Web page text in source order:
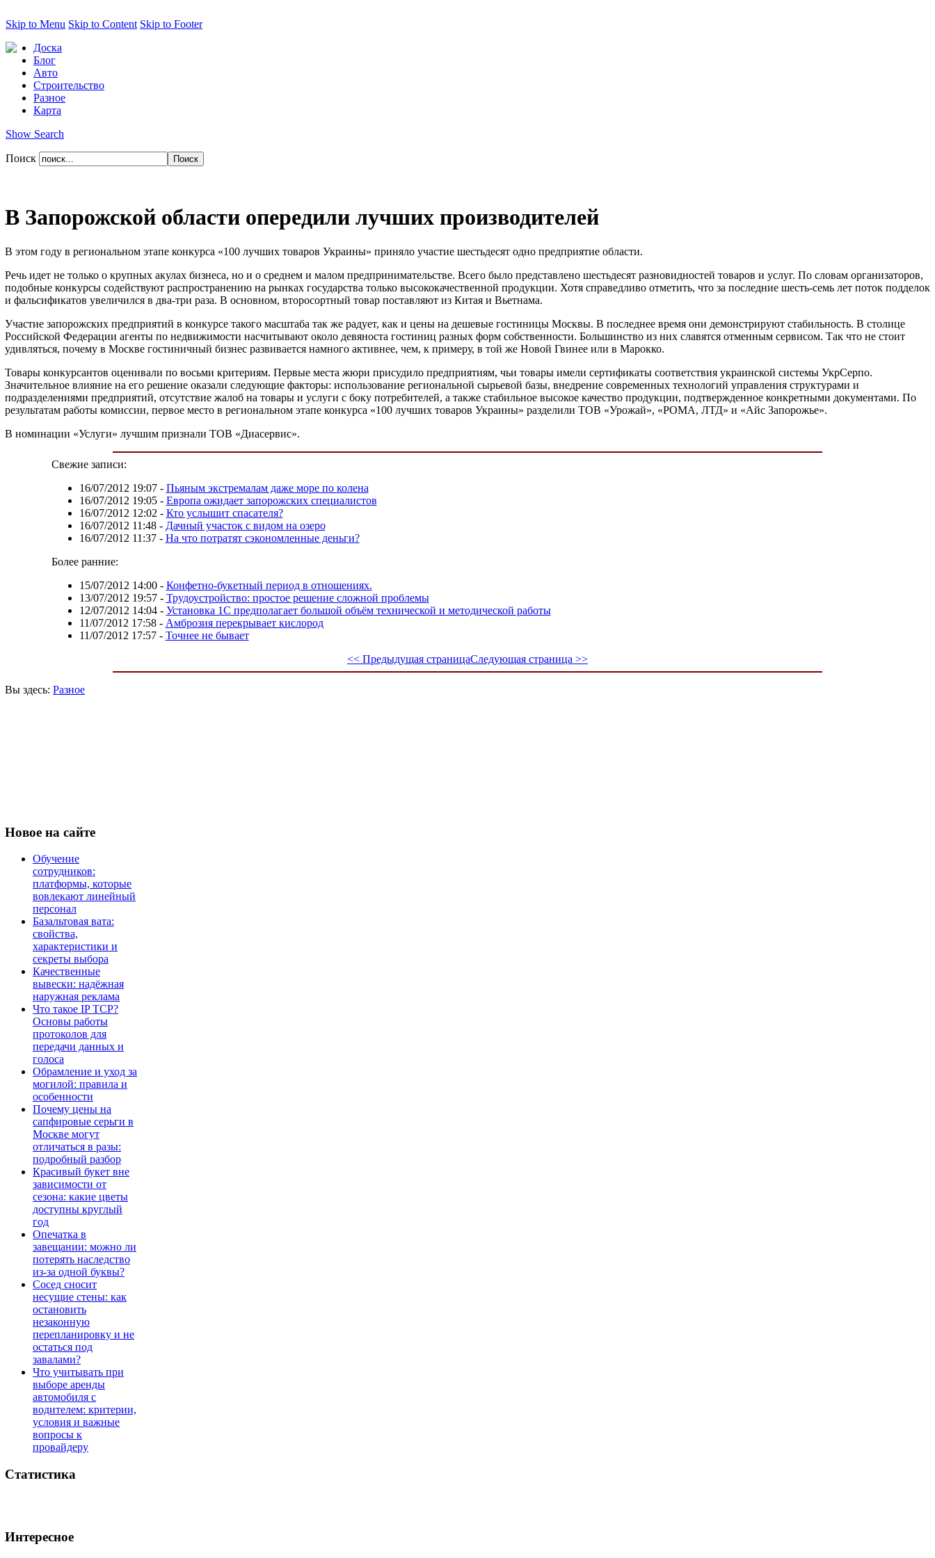
Skip to Menu Skip to Content Skip to Footer
Доска
Блог
Авто
Строительство
Разное
Карта
Show Search
Поиск
В Запорожской области опередили лучших производителей
В этом году в региональном этапе конкурса «100 лучших товаров Украины» приняло участие шестьдесят одно предприятие области.
Речь идет не только о крупных акулах бизнеса, но и о среднем и малом предпринимательстве. Всего было представлено шестьдесят разновидностей товаров и услуг. По словам организаторов,
подобные конкурсы содействуют распространению на рынках государства только высококачественной продукции. Хотя справедливо отметить, что за последние шесть-семь лет поток подделок
и фальсификатов увеличился в два-три раза. В основном, второсортный товар поставляют из Китая и Вьетнама.
Участие запорожских предприятий в конкурсе такого масштаба так же радует, как и цены на дешевые гостиницы Москвы. В последнее время они демонстрируют стабильность. В столице
Российской Федерации агенты по недвижимости насчитывают около девяноста гостиниц разных форм собственности. Большинство из них славятся отменным сервисом. Так что не стоит
удивляться, почему в Москве гостиничный бизнес развивается намного активнее, чем, к примеру, в той же Новой Гвинее или в Марокко.
Товары конкурсантов оценивали по восьми критериям. Первые места жюри присудило предприятиям, чьи товары имели сертификаты соответствия украинской системы УкрСерпо.
Значительное влияние на его решение оказали следующие факторы: использование региональной сырьевой базы, внедрение современных технологий управления структурами и
подразделениями предприятий, отсутствие жалоб на товары и услуги с боку потребителей, а также стабильное высокое качество продукции, подтвержденное конкретными документами. По
результатам работы комиссии, первое место в региональном этапе конкурса «100 лучших товаров Украины» разделили ТОВ «Урожай», «РОМА, ЛТД» и «Айс Запорожье».
В номинации «Услуги» лучшим признали ТОВ «Диасервис».
Свежие записи:
16/07/2012 19:07- Пьяным экстремалам даже море по колена
16/07/2012 19:05- Европа ожидает запорожских специалистов
16/07/2012 12:02 - Кто услышит спасателя?
16/07/2012 11:48- Дачный участок с видом на озеро
16/07/2012 11:37- На что потратят сэкономленные деньги?
Более ранние:
15/07/2012 14:00- Конфетно-букетный период в отношениях.
13/07/2012 19:57- Трудоустройство: простое решение сложной проблемы
12/07/2012 14:04- Установка 1С предполагает большой объём технической и методической работы
11/07/2012 17:58- Амброзия перекрывает кислород
11/07/2012 17:57- Точнее не бывает
<< Предыдущая страницаСледующая страница >>
Вы здесь: Разное
Новое на сайте
Обучение
сотрудников:
платформы, которые
вовлекают линейный
персонал
Базальтовая вата:
свойства,
характеристики и
секреты выбора
Качественные
вывески: надёжная
наружная реклама
Что такое IP TCP?
Основы работы
протоколов для
передачи данных и
голоса
Обрамление и уход за
могилой: правила и
особенности
Почему цены на
сапфировые серьги в
Москве могут
отличаться в разы:
подробный разбор
Красивый букет вне
зависимости от
сезона: какие цветы
доступны круглый
год
Опечатка в
завещании: можно ли
потерять наследство
из-за одной буквы?
Сосед сносит
несущие стены: как
остановить
незаконную
перепланировку и не
остаться под
завалами?
Что учитывать при
выборе аренды
автомобиля с
водителем: критерии,
условия и важные
вопросы к
провайдеру
Статистика
Интересное